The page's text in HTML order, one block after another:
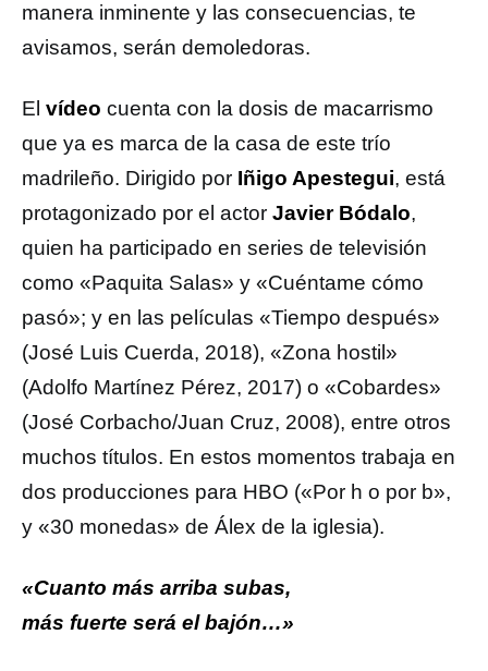
manera inminente y las consecuencias, te
avisamos, serán demoledoras.
El vídeo cuenta con la dosis de macarrismo
que ya es marca de la casa de este trío
madrileño. Dirigido por Iñigo Apestegui, está
protagonizado por el actor Javier Bódalo,
quien ha participado en series de televisión
como «Paquita Salas» y «Cuéntame cómo
pasó»; y en las películas «Tiempo después»
(José Luis Cuerda, 2018), «Zona hostil»
(Adolfo Martínez Pérez, 2017) o «Cobardes»
(José Corbacho/Juan Cruz, 2008), entre otros
muchos títulos. En estos momentos trabaja en
dos producciones para HBO («Por h o por b»,
y «30 monedas» de Álex de la iglesia).
«Cuanto más arriba subas,
más fuerte será el bajón…»